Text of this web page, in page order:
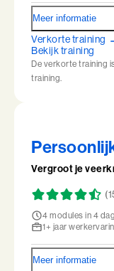
Leiderschap, Mens
Leidinggeven aan
Leidinggeven aan
Management van
Management van
Moeilijke Gesprekken
Moeilijke
Meer informatie
Verkorte training
Bekijk training
De verkorte training
training.
Vergroot je
4 modules in 4
1+ jaar
Meer informatie